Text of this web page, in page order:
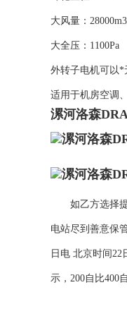
大风量：
大全压：1100Pa
外转子电机可以*
适用于机房空调
漯河洛森
如乙方选择提
电站尽到善意保
日电 北京时间
示，200自比400